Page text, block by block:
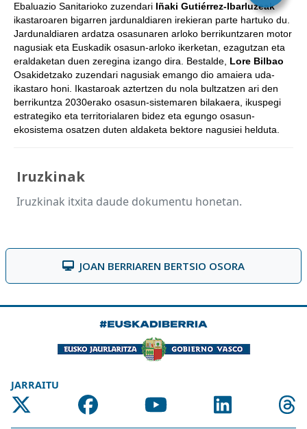
Ebaluazio Sanitarioko zuzendari Iñaki Gutiérrez-Ibarluzeak
ikastaroaren bigarren jardunaldiaren irekieran parte hartuko du.
Jardunaldiaren ardatza osasunaren arloko berrikuntzaren motor
nagusiak eta Euskadik osasun-arloko ikerketan, ezagutzan eta
eraldaketan duen zeregina izango dira. Bestalde, Lore Bilbao
Osakidetzako zuzendari nagusiak emango dio amaiera uda-
ikastaro honi. Ikastaroak aztertzen du nola bultzatzen ari den
berrikuntza 2030erako osasun-sistemaren bilakaera, ikuspegi
estrategiko eta territorialaren bidez eta egungo osasun-
ekosistema osatzen duten aldaketa bektore nagusiei helduta.
Iruzkinak
Iruzkinak itxita daude dokumentu honetan.
JOAN BERRIAREN BERTSIO OSORA
JARRAITU